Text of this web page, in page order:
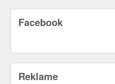
Facebook
Reklame